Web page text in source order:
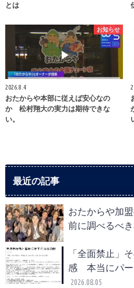
とは
お知らせ
2026.8.4
おたからや本部に従えば安心なの
か 松村翔大の実力は期待できな
い。
最近の記事
おたからや加
前に調べるべ
「全面禁止」
感 本当にパー
2026.08.05